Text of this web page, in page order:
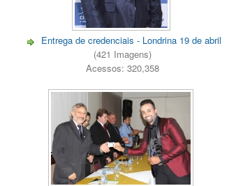
Entrega de credenciais - Londrina 19 de abril
(421 Imagens)
Acessos: 320,358